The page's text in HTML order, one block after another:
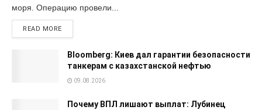
моря. Операцию провели...
READ MORE
Bloomberg: Киев дал гарантии безопасности
танкерам с казахстанской нефтью
09.08.2026
Почему ВПЛ лишают выплат: Лубинец